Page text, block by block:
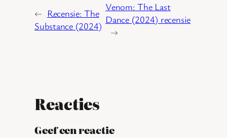
← Recensie: The
Substance (2024)
Venom: The Last
Dance (2024) recensie
→
Reacties
Geef een reactie